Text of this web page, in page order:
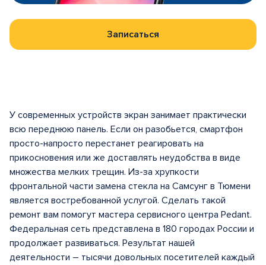
Записаться
У современных устройств экран занимает практически
всю переднюю панель. Если он разобьется, смартфон
просто-напросто перестанет реагировать на
прикосновения или же доставлять неудобства в виде
множества мелких трещин. Из-за хрупкости
фронтальной части замена стекла на Самсунг в Тюмени
является востребованной услугой. Сделать такой
ремонт вам помогут мастера сервисного центра Pedant.
Федеральная сеть представлена в 180 городах России и
продолжает развиваться. Результат нашей
деятельности – тысячи довольных посетителей каждый